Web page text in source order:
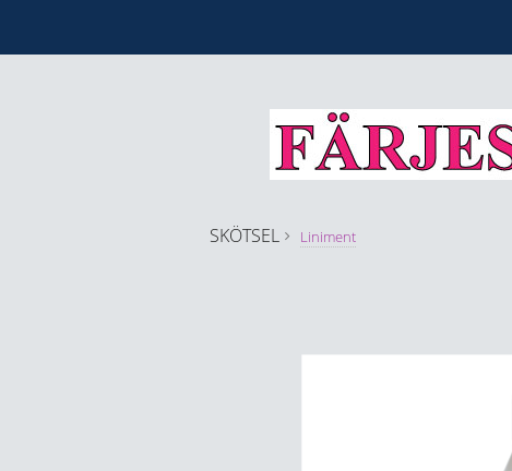
SKÖTSEL Liniment